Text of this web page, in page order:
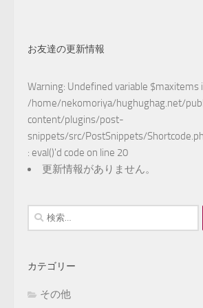
お友達の更新情報
Warning: Undefined variable $maxitems
/home/nekomoriya/hughughag.net/
content/plugins/post-
snippets/src/PostSnippets/
: eval()'d code on line 20
更新情報がありません。
検
索:
カテゴリー
その他